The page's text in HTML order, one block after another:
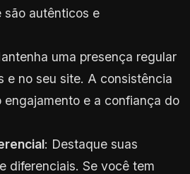
são autênticos e
uma presença regular
e no seu site. A consistência
engajamento e a confiança do
: Destaque suas
diferenciais. Se você tem